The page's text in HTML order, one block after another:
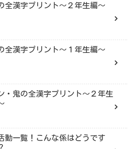
全漢字プリント〜２年生編〜
全漢字プリント〜１年生編〜
・鬼の全漢字プリント〜２年生
動一覧！こんな係はどうです